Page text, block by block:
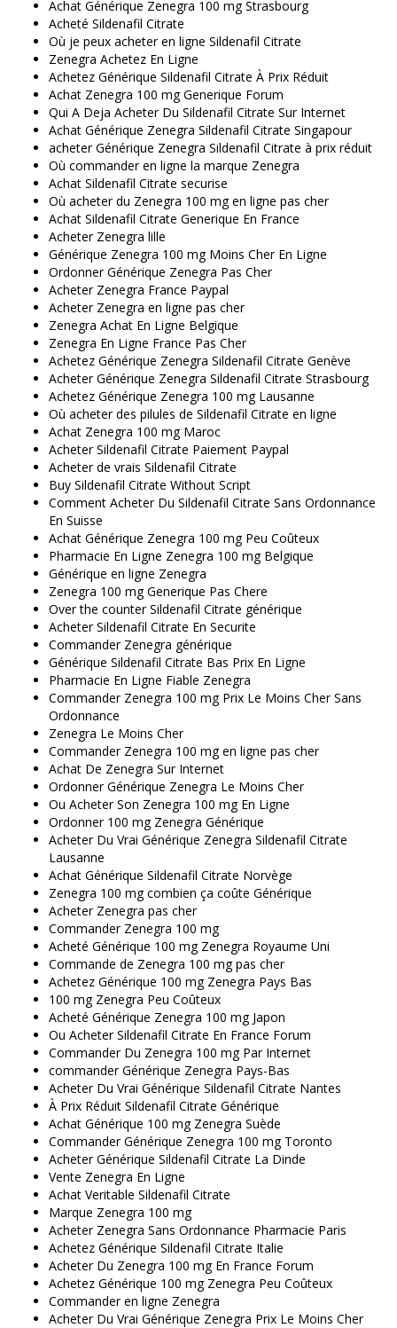
Achat Générique Zenegra 100 mg Strasbourg
Acheté Sildenafil Citrate
Où je peux acheter en ligne Sildenafil Citrate
Zenegra Achetez En Ligne
Achetez Générique Sildenafil Citrate À Prix Réduit
Achat Zenegra 100 mg Generique Forum
Qui A Deja Acheter Du Sildenafil Citrate Sur Internet
Achat Générique Zenegra Sildenafil Citrate Singapour
acheter Générique Zenegra Sildenafil Citrate à prix réduit
Où commander en ligne la marque Zenegra
Achat Sildenafil Citrate securise
Où acheter du Zenegra 100 mg en ligne pas cher
Achat Sildenafil Citrate Generique En France
Acheter Zenegra lille
Générique Zenegra 100 mg Moins Cher En Ligne
Ordonner Générique Zenegra Pas Cher
Acheter Zenegra France Paypal
Acheter Zenegra en ligne pas cher
Zenegra Achat En Ligne Belgique
Zenegra En Ligne France Pas Cher
Achetez Générique Zenegra Sildenafil Citrate Genève
Acheter Générique Zenegra Sildenafil Citrate Strasbourg
Achetez Générique Zenegra 100 mg Lausanne
Où acheter des pilules de Sildenafil Citrate en ligne
Achat Zenegra 100 mg Maroc
Acheter Sildenafil Citrate Paiement Paypal
Acheter de vrais Sildenafil Citrate
Buy Sildenafil Citrate Without Script
Comment Acheter Du Sildenafil Citrate Sans Ordonnance
En Suisse
Achat Générique Zenegra 100 mg Peu Coûteux
Pharmacie En Ligne Zenegra 100 mg Belgique
Générique en ligne Zenegra
Zenegra 100 mg Generique Pas Chere
Over the counter Sildenafil Citrate générique
Acheter Sildenafil Citrate En Securite
Commander Zenegra générique
Générique Sildenafil Citrate Bas Prix En Ligne
Pharmacie En Ligne Fiable Zenegra
Commander Zenegra 100 mg Prix Le Moins Cher Sans
Ordonnance
Zenegra Le Moins Cher
Commander Zenegra 100 mg en ligne pas cher
Achat De Zenegra Sur Internet
Ordonner Générique Zenegra Le Moins Cher
Ou Acheter Son Zenegra 100 mg En Ligne
Ordonner 100 mg Zenegra Générique
Acheter Du Vrai Générique Zenegra Sildenafil Citrate
Lausanne
Achat Générique Sildenafil Citrate Norvège
Zenegra 100 mg combien ça coûte Générique
Acheter Zenegra pas cher
Commander Zenegra 100 mg
Acheté Générique 100 mg Zenegra Royaume Uni
Commande de Zenegra 100 mg pas cher
Achetez Générique 100 mg Zenegra Pays Bas
100 mg Zenegra Peu Coûteux
Acheté Générique Zenegra 100 mg Japon
Ou Acheter Sildenafil Citrate En France Forum
Commander Du Zenegra 100 mg Par Internet
commander Générique Zenegra Pays-Bas
Acheter Du Vrai Générique Sildenafil Citrate Nantes
À Prix Réduit Sildenafil Citrate Générique
Achat Générique 100 mg Zenegra Suède
Commander Générique Zenegra 100 mg Toronto
Acheter Générique Sildenafil Citrate La Dinde
Vente Zenegra En Ligne
Achat Veritable Sildenafil Citrate
Marque Zenegra 100 mg
Acheter Zenegra Sans Ordonnance Pharmacie Paris
Achetez Générique Sildenafil Citrate Italie
Acheter Du Zenegra 100 mg En France Forum
Achetez Générique 100 mg Zenegra Peu Coûteux
Commander en ligne Zenegra
Acheter Du Vrai Générique Zenegra Prix Le Moins Cher